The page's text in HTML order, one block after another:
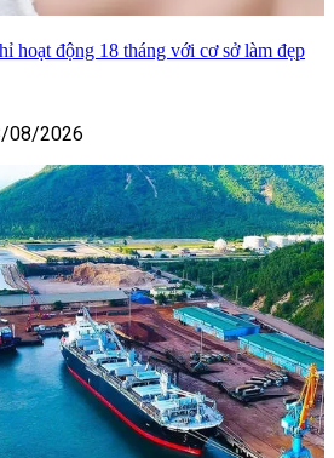
hoạt động 18 tháng với cơ sở làm đẹp
08/2026